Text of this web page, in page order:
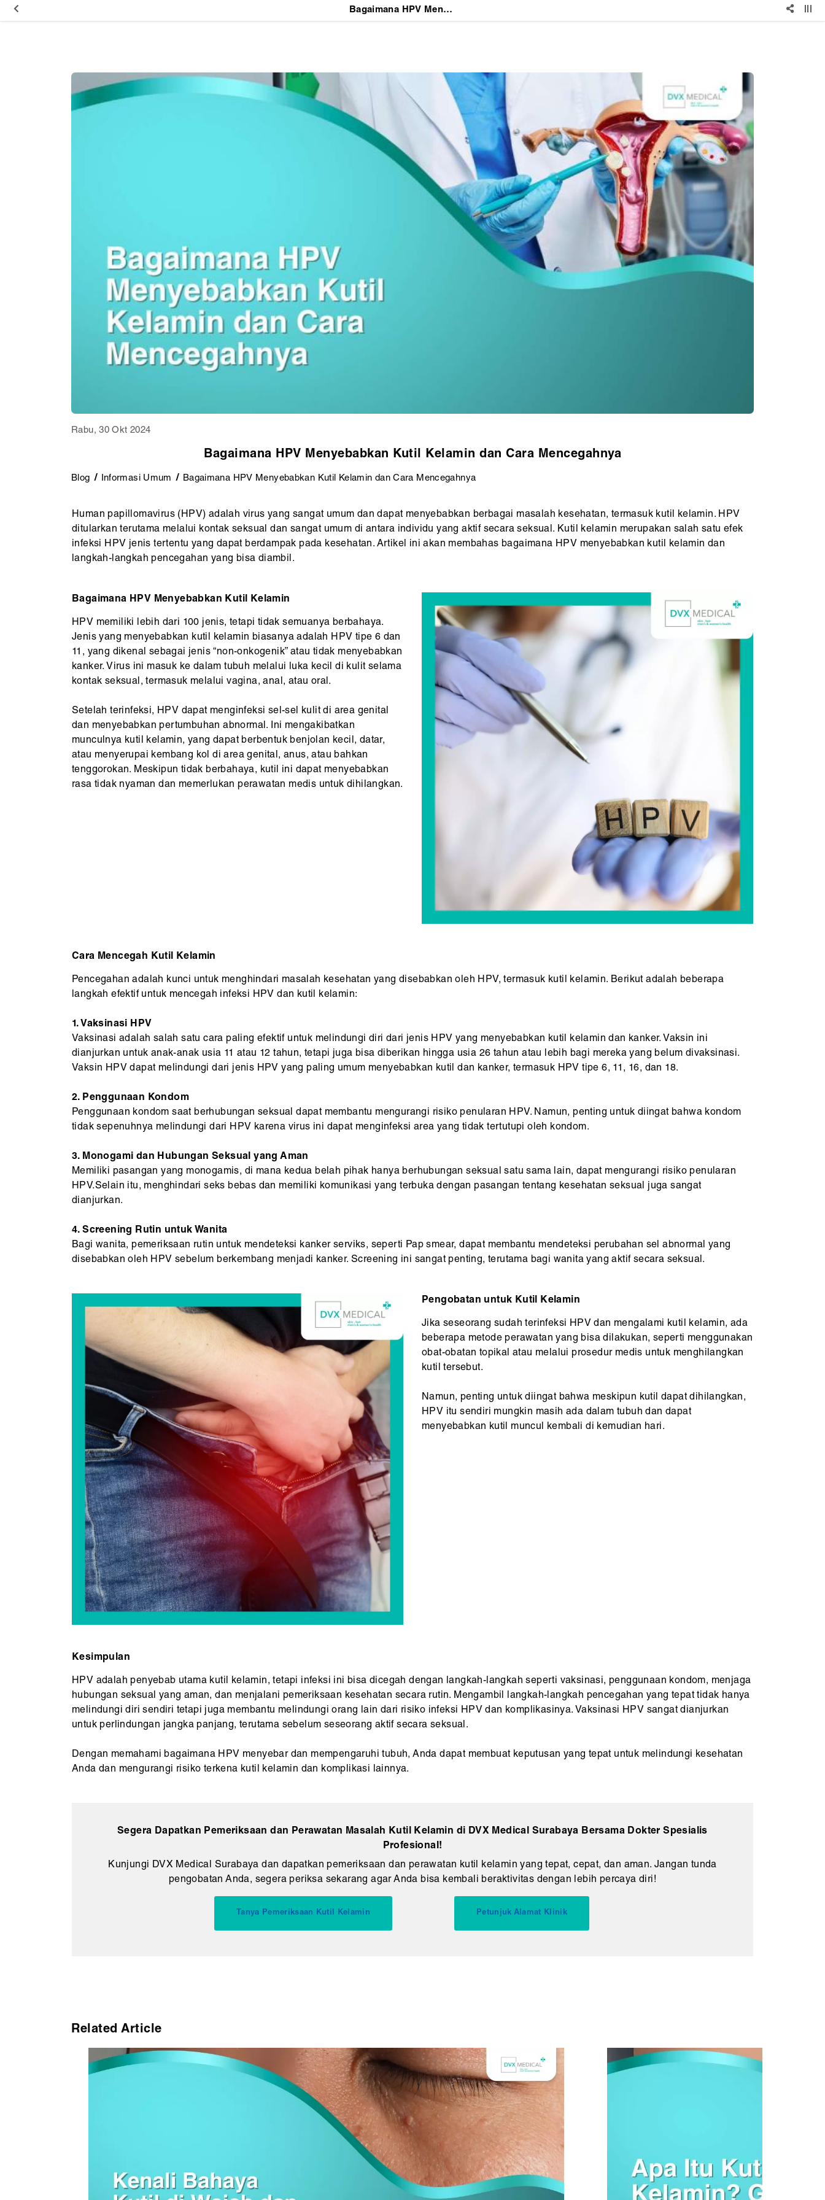
Bagaimana HPV Menyebabkan Kutil Kelamin dan Cara Mencegahnya
Rabu, 30 Okt 2024
Bagaimana HPV Menyebabkan Kutil Kelamin dan Cara Mencegahnya
Blog Informasi Umum Bagaimana HPV Menyebabkan Kutil Kelamin dan Cara Mencegahnya
Human papillomavirus (HPV) adalah virus yang sangat umum dan dapat menyebabkan berbagai masalah kesehatan, termasuk kutil kelamin. HPV
ditularkan terutama melalui kontak seksual dan sangat umum di antara individu yang aktif secara seksual. Kutil kelamin merupakan salah satu efek
infeksi HPV jenis tertentu yang dapat berdampak pada kesehatan. Artikel ini akan membahas bagaimana HPV menyebabkan kutil kelamin dan
langkah-langkah pencegahan yang bisa diambil.
Bagaimana HPV Menyebabkan Kutil Kelamin
HPV memiliki lebih dari 100 jenis, tetapi tidak semuanya berbahaya.
Jenis yang menyebabkan kutil kelamin biasanya adalah HPV tipe 6 dan
11, yang dikenal sebagai jenis “non-onkogenik” atau tidak menyebabkan
kanker. Virus ini masuk ke dalam tubuh melalui luka kecil di kulit selama
kontak seksual, termasuk melalui vagina, anal, atau oral.
Setelah terinfeksi, HPV dapat menginfeksi sel-sel kulit di area genital
dan menyebabkan pertumbuhan abnormal. Ini mengakibatkan
munculnya kutil kelamin, yang dapat berbentuk benjolan kecil, datar,
atau menyerupai kembang kol di area genital, anus, atau bahkan
tenggorokan. Meskipun tidak berbahaya, kutil ini dapat menyebabkan
rasa tidak nyaman dan memerlukan perawatan medis untuk dihilangkan.
Cara Mencegah Kutil Kelamin
Pencegahan adalah kunci untuk menghindari masalah kesehatan yang disebabkan oleh HPV, termasuk kutil kelamin. Berikut adalah beberapa
langkah efektif untuk mencegah infeksi HPV dan kutil kelamin:
1. Vaksinasi HPV
Vaksinasi adalah salah satu cara paling efektif untuk melindungi diri dari jenis HPV yang menyebabkan kutil kelamin dan kanker. Vaksin ini
dianjurkan untuk anak-anak usia 11 atau 12 tahun, tetapi juga bisa diberikan hingga usia 26 tahun atau lebih bagi mereka yang belum divaksinasi.
Vaksin HPV dapat melindungi dari jenis HPV yang paling umum menyebabkan kutil dan kanker, termasuk HPV tipe 6, 11, 16, dan 18.
2. Penggunaan Kondom
Penggunaan kondom saat berhubungan seksual dapat membantu mengurangi risiko penularan HPV. Namun, penting untuk diingat bahwa kondom
tidak sepenuhnya melindungi dari HPV karena virus ini dapat menginfeksi area yang tidak tertutupi oleh kondom.
3. Monogami dan Hubungan Seksual yang Aman
Memiliki pasangan yang monogamis, di mana kedua belah pihak hanya berhubungan seksual satu sama lain, dapat mengurangi risiko penularan
HPV.Selain itu, menghindari seks bebas dan memiliki komunikasi yang terbuka dengan pasangan tentang kesehatan seksual juga sangat
dianjurkan.
4. Screening Rutin untuk Wanita
Bagi wanita, pemeriksaan rutin untuk mendeteksi kanker serviks, seperti Pap smear, dapat membantu mendeteksi perubahan sel abnormal yang
disebabkan oleh HPV sebelum berkembang menjadi kanker. Screening ini sangat penting, terutama bagi wanita yang aktif secara seksual.
Pengobatan untuk Kutil Kelamin
Jika seseorang sudah terinfeksi HPV dan mengalami kutil kelamin, ada
beberapa metode perawatan yang bisa dilakukan, seperti menggunakan
obat-obatan topikal atau melalui prosedur medis untuk menghilangkan
kutil tersebut.
Namun, penting untuk diingat bahwa meskipun kutil dapat dihilangkan,
HPV itu sendiri mungkin masih ada dalam tubuh dan dapat
menyebabkan kutil muncul kembali di kemudian hari.
Kesimpulan
HPV adalah penyebab utama kutil kelamin, tetapi infeksi ini bisa dicegah dengan langkah-langkah seperti vaksinasi, penggunaan kondom, menjaga
hubungan seksual yang aman, dan menjalani pemeriksaan kesehatan secara rutin. Mengambil langkah-langkah pencegahan yang tepat tidak hanya
melindungi diri sendiri tetapi juga membantu melindungi orang lain dari risiko infeksi HPV dan komplikasinya. Vaksinasi HPV sangat dianjurkan
untuk perlindungan jangka panjang, terutama sebelum seseorang aktif secara seksual.
Dengan memahami bagaimana HPV menyebar dan mempengaruhi tubuh, Anda dapat membuat keputusan yang tepat untuk melindungi kesehatan
Anda dan mengurangi risiko terkena kutil kelamin dan komplikasi lainnya.
Segera Dapatkan Pemeriksaan dan Perawatan Masalah Kutil Kelamin di DVX Medical Surabaya Bersama Dokter Spesialis
Profesional!
Kunjungi DVX Medical Surabaya dan dapatkan pemeriksaan dan perawatan kutil kelamin yang tepat, cepat, dan aman. Jangan tunda
pengobatan Anda, segera periksa sekarang agar Anda bisa kembali beraktivitas dengan lebih percaya diri!
Tanya Pemeriksaan Kutil Kelamin Petunjuk Alamat Klinik
Related Article